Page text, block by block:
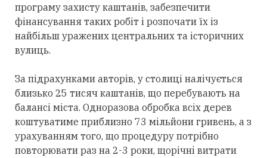
програму захисту каштанів, забезпечити
фінансування таких робіт і розпочати їх із
найбільш уражених центральних та історичних
вулиць.
За підрахунками авторів, у столиці налічується
близько 25 тисяч каштанів, що перебувають на
балансі міста. Одноразова обробка всіх дерев
коштуватиме приблизно 73 мільйони гривень, а з
урахуванням того, що процедуру потрібно
повторювати раз на 2-3 роки, щорічні витрати